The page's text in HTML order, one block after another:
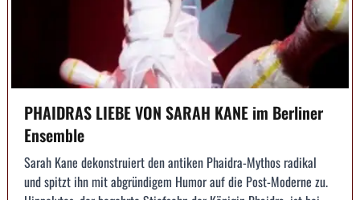
PHAIDRAS LIEBE VON SARAH KANE im Berliner
Ensemble
Sarah Kane dekonstruiert den antiken Phaidra-Mythos radikal
und spitzt ihn mit abgründigem Humor auf die Post-Moderne zu.